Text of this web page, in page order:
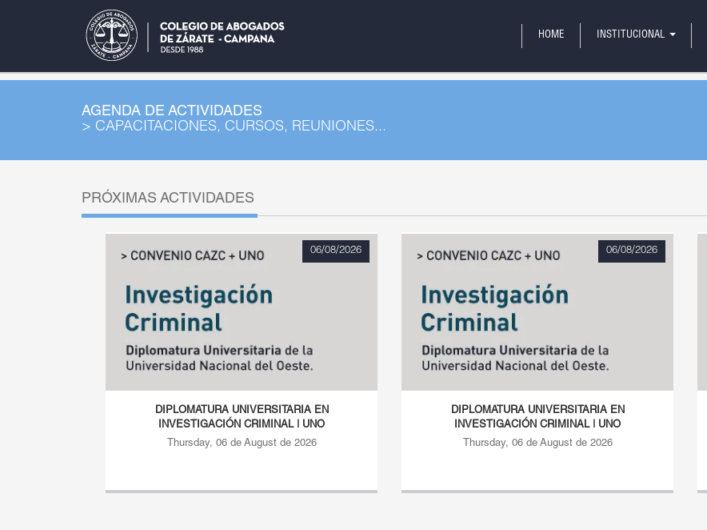
HOME INSTITUCIONAL
AGENDA DE ACTIVIDADES
> CAPACITACIONES, CURSOS, REUNIONES...
PRÓXIMAS ACTIVIDADES
06/08/2026
DIPLOMATURA UNIVERSITARIA EN
INVESTIGACIÓN CRIMINAL | UNO
Thursday, 06 de August de 2026
06/08/2026
DIPLOMATURA UNIVERSITARIA EN
INVESTIGACIÓN CRIMINAL | UNO
Thursday, 06 de August de 2026